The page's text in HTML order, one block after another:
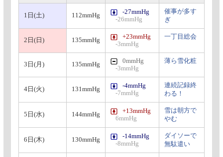
1日(土) 112mmHg
-27mmHg
-26mmHg
催事が多す
ぎ
2日(日) 135mmHg
+23mmHg
-3mmHg
一丁目総会
3日(月) 135mmHg
0mmHg
-3mmHg
薄ら雪化粧
4日(火) 131mmHg
-4mmHg
-7mmHg
連続記録終
わる！
5日(水) 144mmHg
+13mmHg
6mmHg
雪は朝方で
やむ
6日(木) 130mmHg
-14mmHg
-8mmHg
ダイソーで
無駄遣い